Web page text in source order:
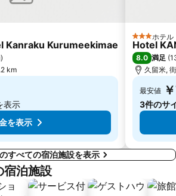
Kanraku Kurumeekimae
)
km
表示
を表示
3 ホテルの
ホテル
Hotel
8.0 満足 (
久留米,
最安値
3件のサ
すべての宿泊施設を表示
宿泊施設